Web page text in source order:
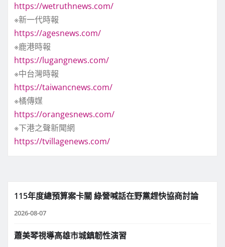
https://wetruthnews.com/
※新一代時報
https://agesnews.com/
※鹿港時報
https://lugangnews.com/
※中台灣時報
https://taiwancnews.com/
※橘傳媒
https://orangesnews.com/
※下港之聲新聞網
https://tvillagenews.com/
115年度總預算案卡關 綠營喊話在野黨趕快協商討論
2026-08-07
蕭美琴視導高雄市城鎮韌性演習